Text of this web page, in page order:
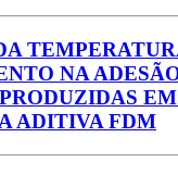
NA
ADITIVA FDM